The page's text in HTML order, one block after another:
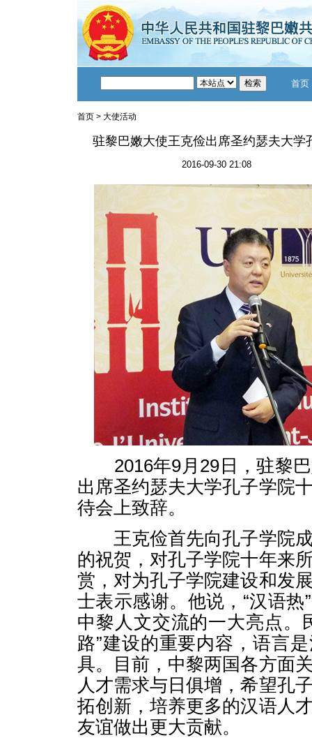
首页
首页 > 大使活动
驻黎巴嫩大使王克俭出席圣约瑟夫大学
2016-09-30 21:08
2016年9月29日，驻黎巴
出席圣约瑟夫大学孔子学院
待会上致辞。
王克俭首先向孔子学院成
的祝贺，对孔子学院十年来
赏，对为孔子学院建设和发
士表示感谢。他说，“汉语热
中黎人文交流的一大亮点。
路”建设的重要内容，语言
具。目前，中黎两国各方面
人才需求与日俱增，希望孔
拓创新，培养更多的汉语人
友谊做出更大贡献。